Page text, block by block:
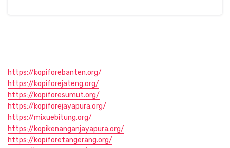
https://kopiforebanten.org/
https://kopiforejateng.org/
https://kopiforesumut.org/
https://kopiforejayapura.org/
https://mixuebitung.org/
https://kopikenanganjayapura.org/
https://kopiforetangerang.org/